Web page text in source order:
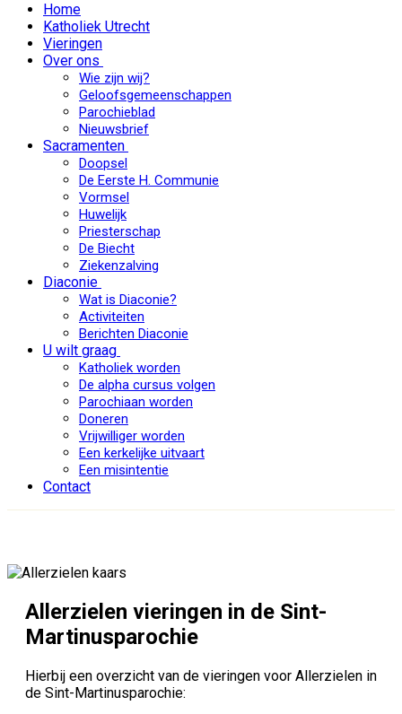
Home
Katholiek Utrecht
Vieringen
Over ons
Wie zijn wij?
Geloofsgemeenschappen
Parochieblad
Nieuwsbrief
Sacramenten
Doopsel
De Eerste H. Communie
Vormsel
Huwelijk
Priesterschap
De Biecht
Ziekenzalving
Diaconie
Wat is Diaconie?
Activiteiten
Berichten Diaconie
U wilt graag
Katholiek worden
De alpha cursus volgen
Parochiaan worden
Doneren
Vrijwilliger worden
Een kerkelijke uitvaart
Een misintentie
Contact
Allerzielen vieringen in de Sint-
Martinusparochie
Hierbij een overzicht van de vieringen voor Allerzielen in
de Sint-Martinusparochie: